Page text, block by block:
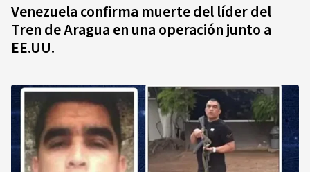
Venezuela confirma muerte del líder del
Tren de Aragua en una operación junto a
EE.UU.